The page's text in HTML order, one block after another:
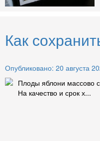
Как
Опубликовано: 20 августа
Плоды яблони массово
На качество и срок х...